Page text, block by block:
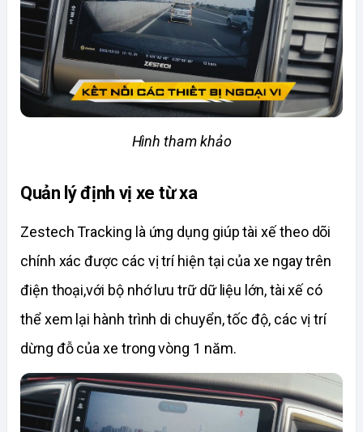
Hình tham khảo
Quản lý định vị xe từ xa
Zestech Tracking là ứng dụng giúp tài xế theo dõi
chính xác được các vị trí hiện tại của xe ngay trên
điện thoại,với bộ nhớ lưu trữ dữ liệu lớn, tài xế có
thể xem lại hành trình di chuyển, tốc độ, các vị trí
dừng đỗ của xe trong vòng 1 năm.